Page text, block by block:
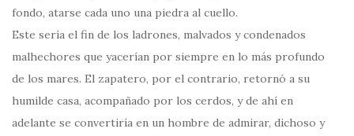
fondo, atarse cada uno una piedra al cuello.
Este sería el fin de los ladrones, malvados y condenados
malhechores que yacerían por siempre en lo más profundo
de los mares. El zapatero, por el contrario, retornó a su
humilde casa, acompañado por los cerdos, y de ahí en
adelante se convertiría en un hombre de admirar, dichoso y